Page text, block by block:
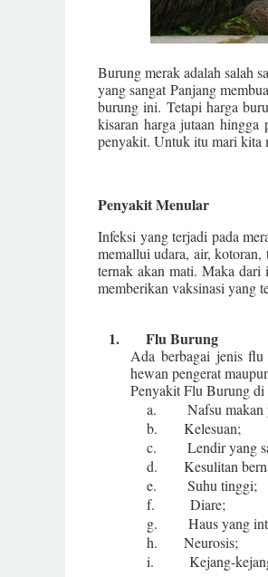
Burung merak adalah salah
yang sangat Panjang
burung ini. Tetapi harga
kisaran harga jutaan hingga
penyakit. Untuk itu mari kita
Penyakit Menular
Infeksi yang terjadi pada
memallui udara, air,
ternak akan mati. Maka dari
memberikan vaksinasi yang
1. Flu Burung
Ada berbagai jenis flu
hewan pengerat
Penyakit Flu Burung di
a.
Nafsu
b.
Kelesuan;
c.
Lendir yang
d.
Kesulitan
e.
Suhu tinggi;
f.
Diare;
g.
Haus yang
h.
Neurosis;
i.
Kejang-